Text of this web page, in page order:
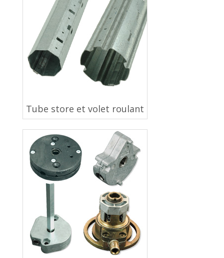
Tube store et volet roulant